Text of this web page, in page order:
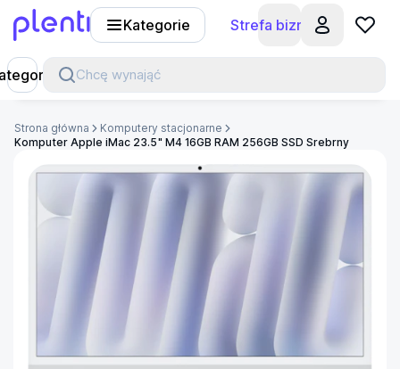
Kategorie Strefa biznesu
Chcę wynająć
Strona główna
Komputery stacjonarne
Komputer Apple iMac 23.5" M4 16GB RAM 256GB SSD Srebrny